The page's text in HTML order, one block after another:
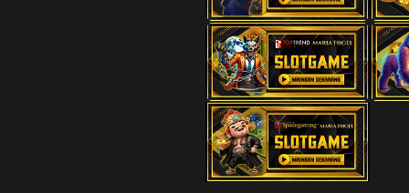
22
Janda
Grendel -
23
Berandal
Citraksa
24
- Tas -